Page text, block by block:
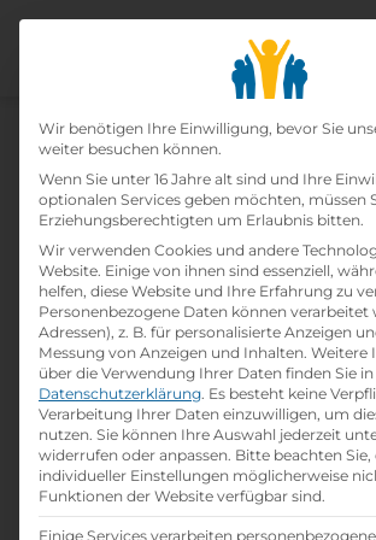
Home»Lehrbetriebe»Radio Eins
GmbH (88.6 der Musiksender)
Radio Eins
(88.6 Der
print
Detailinformationen
folderBranche:
Medien / Kunst / Kultur
Wir benötigen Ihre Einwilligung, bevor Sie
weiter besuchen können.
Wenn Sie unter 16 Jahre alt sind und Ihre
optionalen Services geben möchten, müssen
Erziehungsberechtigten um Erlaubnis bitten.
Wir verwenden Cookies und andere
Website. Einige von ihnen sind essenziell,
helfen, diese Website und Ihre Erfahrung zu
Personenbezogene Daten können verarbeitet
Adressen), z. B. für personalisierte Anzeigen
Messung von Anzeigen und Inhalten. Weitere
über die Verwendung Ihrer Daten finden Sie
Datenschutzerklärung. Es besteht keine
Verarbeitung Ihrer Daten einzuwilligen, um
nutzen. Sie können Ihre Auswahl jederzeit
widerrufen oder anpassen. Bitte beachten
individueller Einstellungen möglicherweise
Funktionen der Website verfügbar sind.
Einige Services verarbeiten